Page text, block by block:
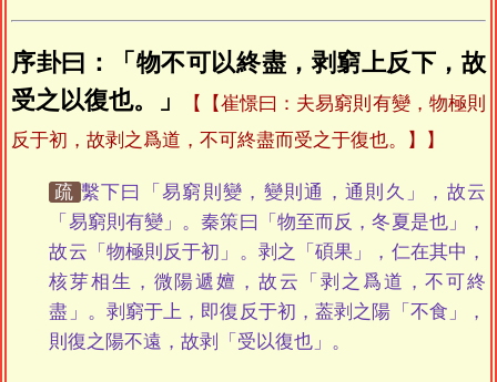
序卦曰：「物不可以終盡，剥窮上反下，故
受之以復也。」
【崔憬曰：夫易窮則有變，物極則
反于初，故剥之爲道，不可終盡而受之于復也。】
疏 繫下曰「易窮則變，變則通，通則久」，故云
「易窮則有變」。秦策曰「物至而反，冬夏是也」，
故云「物極則反于初」。剥之「碩果」，仁在其中，
核芽相生，微陽遞嬗，故云「剥之爲道，不可終
盡」。剥窮于上，即復反于初，葢剥之陽「不食」，
則復之陽不遠，故剥「受以復也」。